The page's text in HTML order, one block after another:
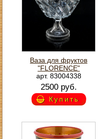
Ваза для фруктов
"FLORENCE"
арт. 83004338
2500 руб.
Купить